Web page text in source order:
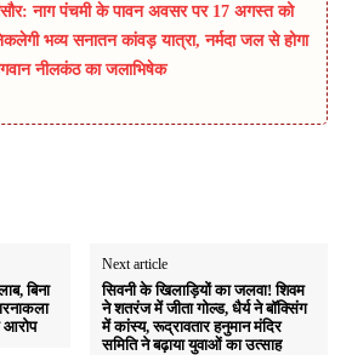
नाग पंचमी के पावन अवसर पर 17 अगस्त को
भव्य सनातन कांवड़ यात्रा, नर्मदा जल से होगा
नीलकंठ का जलाभिषेक
बिना
आरोप
Next article
सिवनी के खिलाड़ियों का जलवा! शिवम
ने शतरंज में जीता गोल्ड, धैर्य ने बॉक्सिंग
में कांस्य, रूद्रावतार हनुमान मंदिर
समिति ने बढ़ाया युवाओं का उत्साह